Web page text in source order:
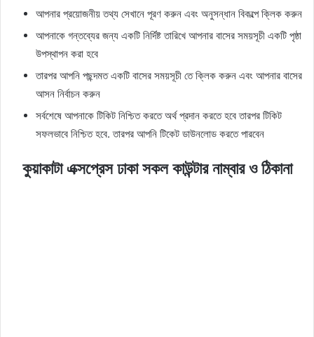
আপনার প্রয়োজনীয় তথ্য সেখানে পূরণ করুন এবং অনুসন্ধান বিকল্পে ক্লিক করুন
আপনাকে গন্তব্যের জন্য একটি নির্দিষ্ট তারিখে আপনার বাসের সময়সূচী একটি পৃষ্ঠা
উপস্থাপন করা হবে
তারপর আপনি পছন্দমত একটি বাসের সময়সূচী তে ক্লিক করুন এবং আপনার বাসের
আসন নির্বাচন করুন
সর্বশেষে আপনাকে টিকিট নিশ্চিত করতে অর্থ প্রদান করতে হবে তারপর টিকিট
সফলভাবে নিশ্চিত হবে. তারপর আপনি টিকেট ডাউনলোড করতে পারবেন
কুয়াকাটা এক্সপ্রেস ঢাকা সকল কাউন্টার নাম্বার ও ঠিকানা